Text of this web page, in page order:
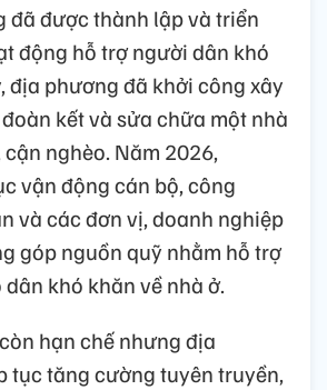
đã được thành lập và triển
động hỗ trợ người dân khó
địa phương đã khởi công xây
kết và sửa chữa một nhà
nghèo. Năm 2026,
vận động cán bộ, công
và các đơn vị, doanh nghiệp
góp nguồn quỹ nhằm hỗ trợ
khó khăn về nhà ở.
hạn chế nhưng địa
tục tăng cường tuyên truyền,